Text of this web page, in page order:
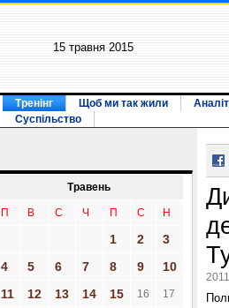
15 травня 2015
Тренінг Щоб ми так жили
Суспільство
Травень
П В С Ч П С Н
1 2
3
4
5 6 7 8 9
10
11
12 13 14 15 16 17